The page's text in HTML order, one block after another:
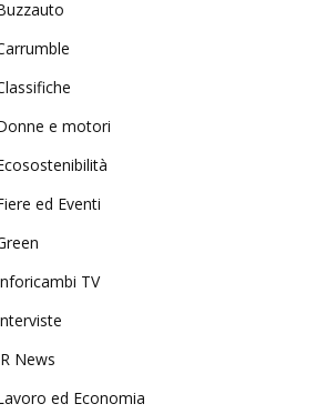
e motori
ed Eventi
TV
News
ed Economia